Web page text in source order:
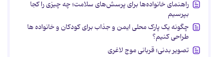
راهنمای خانواده‌ها برای پرسش‌های سلامت؛ چه چیزی را کجا
بپرسیم
چگونه یک پارک محلی ایمن و جذاب برای کودکان و خانواده ها
طراحی کنیم؟
تصویر بدنی؛ قربانی موج لاغری